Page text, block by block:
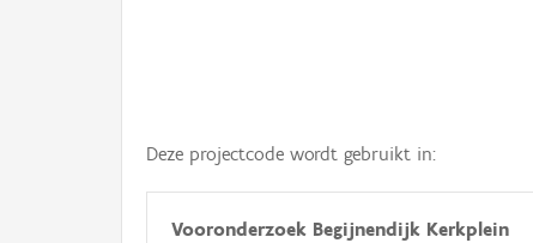
Deze projectcode wordt gebruikt in:
Vooronderzoek Begijnendijk Kerkplein